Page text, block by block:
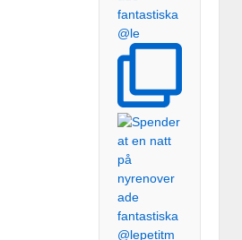
fantastiska
@le